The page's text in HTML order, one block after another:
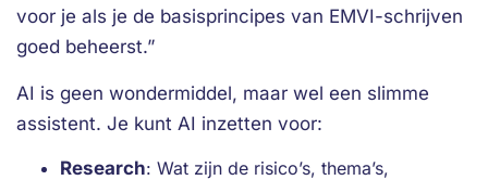
voor je als je de basisprincipes van EMVI-schrijven
goed beheerst.”
AI is geen wondermiddel, maar wel een slimme
assistent. Je kunt AI inzetten voor:
Research: Wat zijn de risico’s, thema’s,